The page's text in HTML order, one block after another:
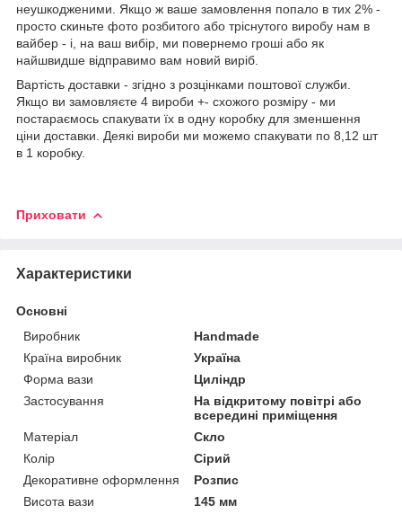
неушкодженими. Якщо ж ваше замовлення попало в тих 2% -
просто скиньте фото розбитого або тріснутого виробу нам в
вайбер - і, на ваш вибір, ми повернемо гроші або як
найшвидше відправимо вам новий виріб.
Вартість доставки - згідно з розцінками поштової служби.
Якщо ви замовляєте 4 вироби +- схожого розміру - ми
постараємось спакувати їх в одну коробку для зменшення
ціни доставки. Деякі вироби ми можемо спакувати по 8,12 шт
в 1 коробку.
Приховати
Характеристики
Основні
Виробник
Handmade
Країна виробник
Україна
Форма вази
Циліндр
Застосування
На відкритому повітрі або
всередині приміщення
Матеріал
Скло
Колір
Сірий
Декоративне оформлення
Розпис
Висота вази
145 мм